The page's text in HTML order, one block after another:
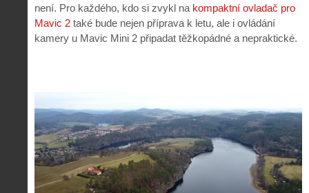
není. Pro každého, kdo si zvykl na kompaktní ovladač pro
Mavic 2 také bude nejen příprava k letu, ale i ovládání
kamery u Mavic Mini 2 připadat těžkopádné a nepraktické.